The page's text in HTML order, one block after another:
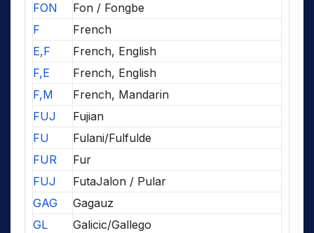
FON
Fon / Fongbe
F
French
E,F
French, English
F,E
French, English
F,M
French, Mandarin
FUJ
Fujian
FU
Fulani/Fulfulde
FUR
Fur
FUJ
FutaJalon / Pular
GAG
Gagauz
GL
Galicic/Gallego